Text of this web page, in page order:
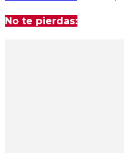
No te pierdas: